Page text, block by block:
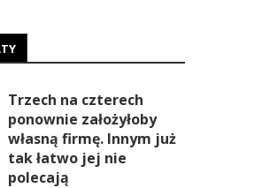
Trzech na czterech
ponownie założyłoby
własną firmę. Innym już
tak łatwo jej nie
polecają